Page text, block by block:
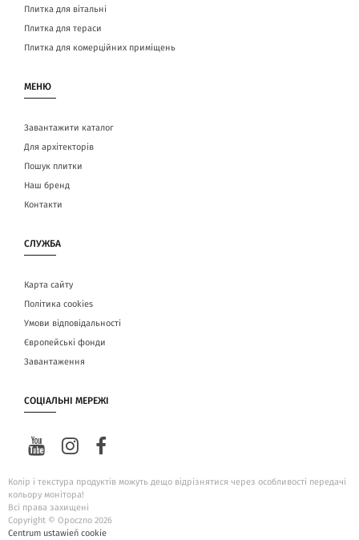
Плитка для вітальні
Плитка для тераси
Плитка для комерційних приміщень
МЕНЮ
Завантажити каталог
Для архітекторів
Пошук плитки
Наш бренд
Контакти
СЛУЖБА
Карта сайту
Політика cookies
Умови відповідальності
Європейські фонди
Завантаження
СОЦІАЛЬНІ МЕРЕЖІ
Колір і текстура продуктів можуть дещо відрізнятися через особливості передачі
кольору монітора!
Всі права захищені
Copyright © Opoczno 2026
Centrum ustawień cookie